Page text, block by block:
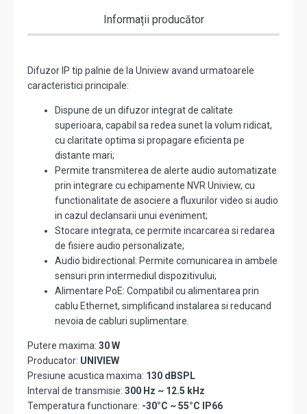
Informații producător
Difuzor IP tip palnie de la Uniview avand urmatoarele
caracteristici principale:
Dispune de un difuzor integrat de calitate
superioara, capabil sa redea sunet la volum ridicat,
cu claritate optima si propagare eficienta pe
distante mari;
Permite transmiterea de alerte audio automatizate
prin integrare cu echipamente NVR Uniview, cu
functionalitate de asociere a fluxurilor video si audio
in cazul declansarii unui eveniment;
Stocare integrata, ce permite incarcarea si redarea
de fisiere audio personalizate;
Audio bidirectional: Permite comunicarea in ambele
sensuri prin intermediul dispozitivului;
Alimentare PoE: Compatibil cu alimentarea prin
cablu Ethernet, simplificand instalarea si reducand
nevoia de cabluri suplimentare.
Putere maxima: 30 W
Producator: UNIVIEW
Presiune acustica maxima: 130 dBSPL
Interval de transmisie: 300 Hz ~ 12.5 kHz
Temperatura functionare: -30°C ~ 55°C IP66